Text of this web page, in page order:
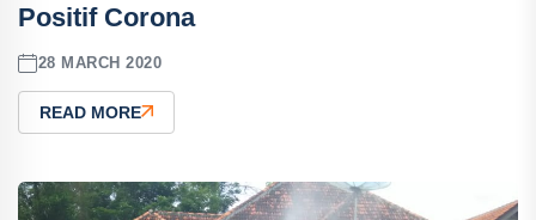
Positif Corona
28 MARCH 2020
READ MORE